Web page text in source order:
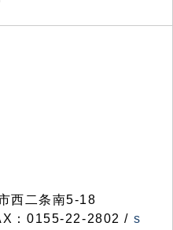
西二条南5-18
：0155-22-2802 / s